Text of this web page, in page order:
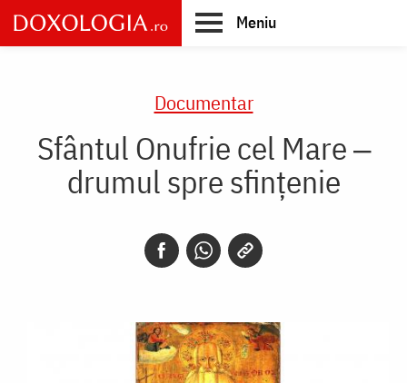
Skip
to
main
Meniu
Documentar
Sfântul Onufrie cel Mare ‒
drumul spre sfințenie